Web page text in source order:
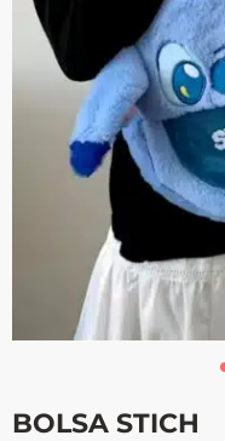
BOLSA STICH